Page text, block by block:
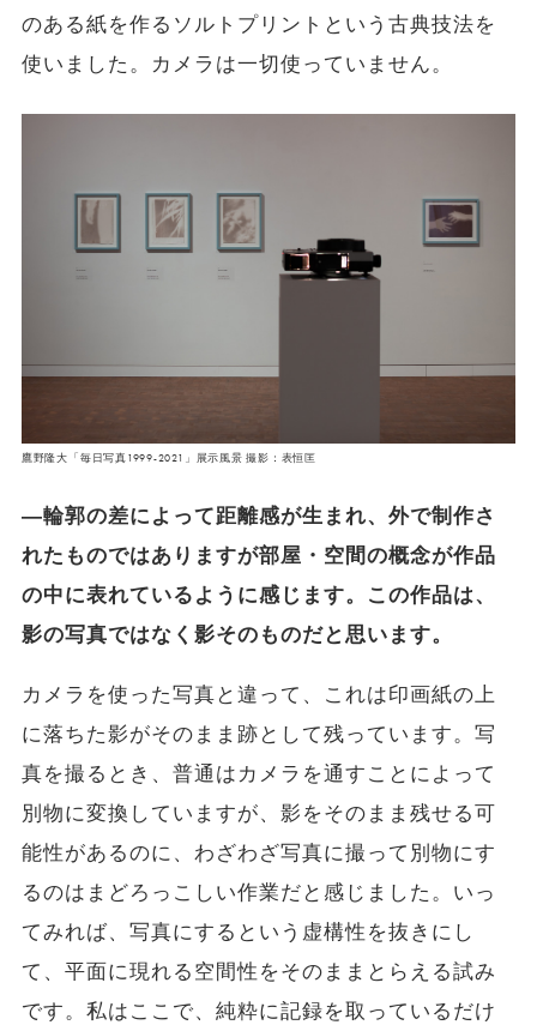
のある紙を作るソルトプリントという古典技法を
使いました。カメラは一切使っていません。
鷹野隆大「毎日写真1999-2021」展示風景 撮影：表恒匡
―輪郭の差によって距離感が生まれ、外で制作さ
れたものではありますが部屋・空間の概念が作品
の中に表れているように感じます。この作品は、
影の写真ではなく影そのものだと思います。
カメラを使った写真と違って、これは印画紙の上
に落ちた影がそのまま跡として残っています。写
真を撮るとき、普通はカメラを通すことによって
別物に変換していますが、影をそのまま残せる可
能性があるのに、わざわざ写真に撮って別物にす
るのはまどろっこしい作業だと感じました。いっ
てみれば、写真にするという虚構性を抜きにし
て、平面に現れる空間性をそのままとらえる試み
です。私はここで、純粋に記録を取っているだけ